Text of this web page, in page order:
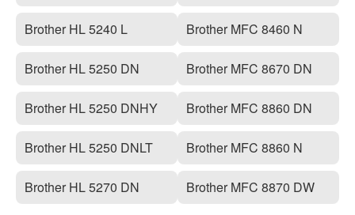
Brother HL 5240 L
Brother HL 5250 DN
Brother HL 5250 DNHY
Brother HL 5250 DNLT
Brother HL 5270 DN
Brother MFC 8460 N
Brother MFC 8670 DN
Brother MFC 8860 DN
Brother MFC 8860 N
Brother MFC 8870 DW